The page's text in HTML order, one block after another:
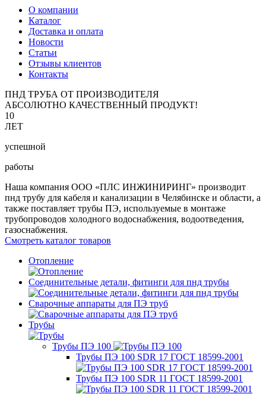
О компании
Каталог
Доставка и оплата
Новости
Статьи
Отзывы клиентов
Контакты
ПНД ТРУБА ОТ ПРОИЗВОДИТЕЛЯ
АБСОЛЮТНО КАЧЕСТВЕННЫЙ ПРОДУКТ!
10
ЛЕТ
успешной
работы
Наша компания ООО «ПЛС ИНЖИНИРИНГ» производит
пнд трубу для кабеля и канализации в Челябинске и области, а
также поставляет трубы ПЭ, используемые в монтаже
трубопроводов холодного водоснабжения, водоотведения,
газоснабжения.
Смотреть каталог товаров
Отопление
Соединительные детали, фитинги для пнд трубы
Сварочные аппараты для ПЭ труб
Трубы
Трубы ПЭ 100
Трубы ПЭ 100 SDR 17 ГОСТ 18599-2001
Трубы ПЭ 100 SDR 11 ГОСТ 18599-2001